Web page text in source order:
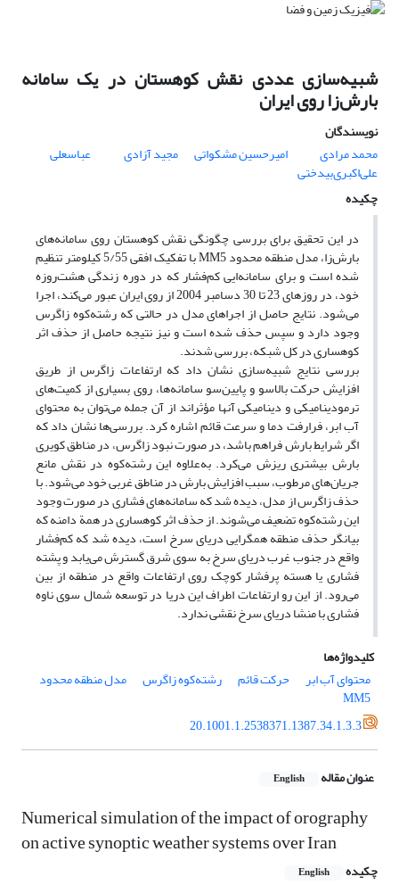
شبیه‌سازی عددی نقش کوهستان در یک سامانه
بارش‌زا روی ایران
نویسندگان
محمد مرادی
امیرحسین مشکواتی مجید آزادی عباسعلی
علی‌اکبری‌بیدختی
چکیده
در این تحقیق برای بررسی چگونگی نقش کوهستان روی سامانه‌های
بارش‌زا، مدل منطقه محدود MM5 با تفکیک افقی 5/55 کیلومتر تنظیم
شده است و برای سامانه‌ایی کم‌فشار که در دوره زندگی هشت‌روزه
خود، در روزهای 23 تا 30 دسامبر 2004 از روی ایران عبور می‌کند، اجرا
می‌شود. نتایج حاصل از اجراهای مدل در حالتی که رشته‌کوه زاگرس
وجود دارد و سپس حذف شده است و نیز نتیجه حاصل از حذف اثر
کوهساری در کل شبکه، بررسی شدند.
بررسی نتایج شبیه‌سازی نشان داد که ارتفاعات زاگرس از طریق
افزایش حرکت بالاسو و پایین‌سو سامانه‌ها، روی بسیاری از کمیت‌های
ترمودینامیکی و دینامیکی آنها مؤثراند از آن جمله می‌توان به محتوای
آب ابر، فرارفت دما و سرعت قائم اشاره کرد. بررسی‌ها نشان داد که
اگر شرایط بارش فراهم باشد، در صورت نبود زاگرس، در مناطق کویری
بارش بیشتری ریزش می‌کرد. به‌علاوه این رشته‌کوه در نقش مانع
جریان‌های مرطوب، سبب افزایش بارش در مناطق غربی خود می‌شود. با
حذف زاگرس از مدل، دیده شد که سامانه‌های فشاری در صورت وجود
این رشته‌کوه تضعیف می‌شوند. از حذف اثر کوهساری در همة دامنه که
بیانگر حذف منطقه همگرایی دریای سرخ است، دیده شد که کم‌فشار
واقع در جنوب غرب دریای سرخ به سوی شرق گسترش می‌یابد و پشته
فشاری یا هسته پرفشار کوچک روی ارتفاعات واقع در منطقه از بین
می‌رود. از این رو ارتفاعات اطراف این دریا در توسعه شمال سوی ناوه
فشاری با منشا دریای سرخ نقشی ندارد.
کلیدواژه‌ها
محتوای آب ابر
حرکت قائم رشته‌کوه زاگرس مدل منطقه محدود
MM5
20.1001.1.2538371.1387.34.1.3.3
عنوان مقاله English
Numerical simulation of the impact of orography
on active synoptic weather systems over Iran
چکیده English